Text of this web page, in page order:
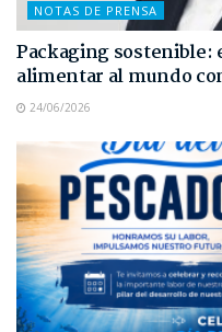
NOTAS DE PRENSA
Packaging sostenible:
alimentar al mundo
24/06/2026